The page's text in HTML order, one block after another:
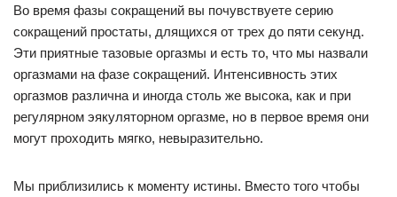
Во время фазы сокращений вы почувствуете серию
сокращений простаты, длящихся от трех до пяти секунд.
Эти приятные тазовые оргазмы и есть то, что мы назвали
оргазмами на фазе сокращений. Интенсивность этих
оргазмов различна и иногда столь же высока, как и при
регулярном эякуляторном оргазме, но в первое время они
могут проходить мягко, невыразительно.
Мы приблизились к моменту истины. Вместо того чтобы